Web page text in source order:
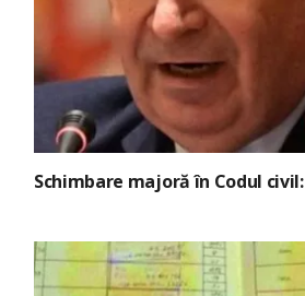
Schimbare majoră în Codul civil: